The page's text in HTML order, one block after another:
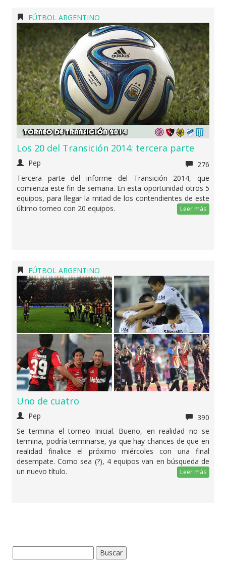
FÚTBOL ARGENTINO
Los 20 del Transición 2014: tercera parte
Pep
276
Tercera parte del informe del Transición 2014, que
comienza este fin de semana. En esta oportunidad otros 5
equipos, para llegar la mitad de los contendientes de este
último torneo con 20 equipos.
Leer más
FÚTBOL ARGENTINO
Uno de cuatro
Pep
390
Se termina el torneo Inicial. Bueno, en realidad no se
termina, podría terminarse, ya que hay chances de que en
realidad finalice el próximo miércoles con una final
desempate. Como sea (?), 4 equipos van en búsqueda de
un nuevo título.
Leer más